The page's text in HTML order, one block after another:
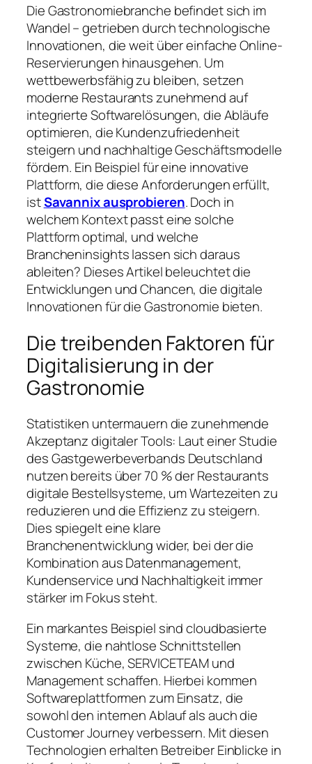
Die Gastronomiebranche befindet sich im
Wandel – getrieben durch technologische
Innovationen, die weit über einfache Online-
Reservierungen hinausgehen. Um
wettbewerbsfähig zu bleiben, setzen
moderne Restaurants zunehmend auf
integrierte Softwarelösungen, die Abläufe
optimieren, die Kundenzufriedenheit
steigern und nachhaltige Geschäftsmodelle
fördern. Ein Beispiel für eine innovative
Plattform, die diese Anforderungen erfüllt,
istSavannix ausprobieren. Doch in
welchem Kontext passt eine solche
Plattform optimal, und welche
Brancheninsights lassen sich daraus
ableiten? Dieses Artikel beleuchtet die
Entwicklungen und Chancen, die digitale
Innovationen für die Gastronomie bieten.
Die treibenden Faktoren für
Digitalisierung in der
Gastronomie
Statistiken untermauern die zunehmende
Akzeptanz digitaler Tools: Laut einer Studie
des Gastgewerbeverbands Deutschland
nutzen bereits über 70 % der Restaurants
digitale Bestellsysteme, um Wartezeiten zu
reduzieren und die Effizienz zu steigern.
Dies spiegelt eine klare
Branchenentwicklung wider, bei der die
Kombination aus Datenmanagement,
Kundenservice und Nachhaltigkeit immer
stärker im Fokus steht.
Ein markantes Beispiel sind cloudbasierte
Systeme, die nahtlose Schnittstellen
zwischen Küche, SERVICETEAM und
Management schaffen. Hierbei kommen
Softwareplattformen zum Einsatz, die
sowohl den internen Ablauf als auch die
Customer Journey verbessern. Mit diesen
Technologien erhalten Betreiber Einblicke in